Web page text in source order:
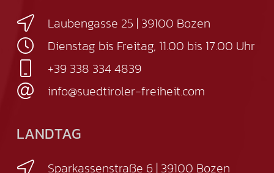
Laubengasse 25 | 39100 Bozen
Dienstag bis Freitag, 11.00 bis 17.00 Uhr
+39 338 334 4839
info@suedtiroler-freiheit.com
LANDTAG
Sparkassenstraße 6 | 39100 Bozen